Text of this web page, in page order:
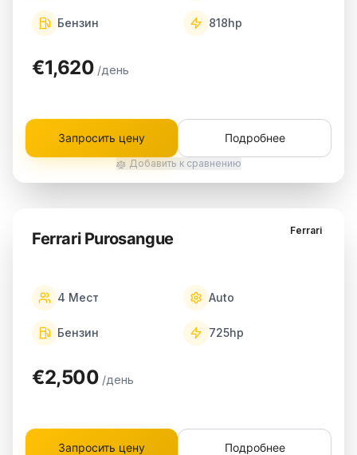
Бензин 818hp
€1,620 /день
Запросить цену Подробнее
Добавить к сравнению
Ferrari
Ferrari Purosangue
4 Мест Auto
Бензин 725hp
€2,500 /день
Запросить цену Подробнее